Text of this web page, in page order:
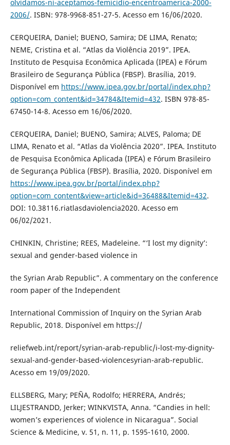
olvidamos-ni-aceptamos-femicidio-encentroamerica-2000-
2006/. ISBN: 978-9968-851-27-5. Acesso em 16/06/2020.
CERQUEIRA, Daniel; BUENO, Samira; DE LIMA, Renato;
NEME, Cristina et al. “Atlas da Violência 2019”. IPEA.
Instituto de Pesquisa Econômica Aplicada (IPEA) e Fórum
Brasileiro de Segurança Pública (FBSP). Brasília, 2019.
Disponível em https://www.ipea.gov.br/portal/index.php?
option=com_content&id=34784&Itemid=432. ISBN 978-85-
67450-14-8. Acesso em 16/06/2020.
CERQUEIRA, Daniel; BUENO, Samira; ALVES, Paloma; DE
LIMA, Renato et al. “Atlas da Violência 2020”. IPEA. Instituto
de Pesquisa Econômica Aplicada (IPEA) e Fórum Brasileiro
de Segurança Pública (FBSP). Brasília, 2020. Disponível em
https://www.ipea.gov.br/portal/index.php?
option=com_content&view=article&id=36488&Itemid=432.
DOI: 10.38116.riatlasdaviolencia2020. Acesso em
06/02/2021.
CHINKIN, Christine; REES, Madeleine. “‘I lost my dignity’:
sexual and gender-based violence in
the Syrian Arab Republic”. A commentary on the conference
room paper of the Independent
International Commission of Inquiry on the Syrian Arab
Republic, 2018. Disponível em https://
reliefweb.int/report/syrian-arab-republic/i-lost-my-dignity-
sexual-and-gender-based-violencesyrian-arab-republic.
Acesso em 19/09/2020.
ELLSBERG, Mary; PEÑA, Rodolfo; HERRERA, Andrés;
LILJESTRANDD, Jerker; WINKVISTA, Anna. “Candies in hell:
women’s experiences of violence in Nicaragua”. Social
Science & Medicine, v. 51, n. 11, p. 1595-1610, 2000.